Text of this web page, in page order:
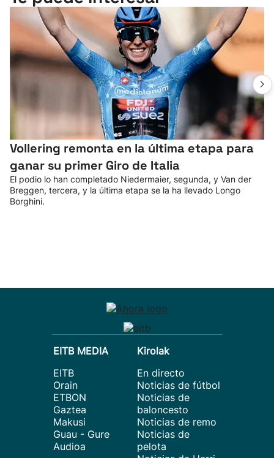
Vollering remonta en la última etapa para
ganar su primer Giro de Italia
El podio lo han completado Niedermaier, segunda, y Van der
Breggen, tercera, y la última etapa se la ha llevado Longo
Borghini.
EITB MEDIA
EITB
Orain
ETBON
Gaztea
Makusi
Guau - Gure
Audioa
Kirolak
En directo
Noticias de fútbol
Noticias de
baloncesto
Noticias de remo
Noticias de
pelota